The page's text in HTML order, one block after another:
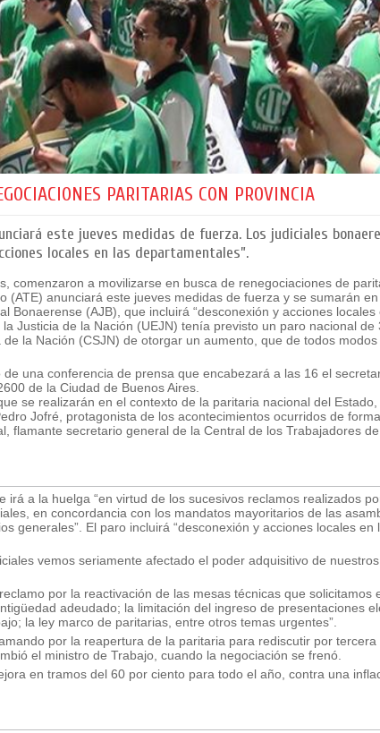
PARITARIAS CON PROVINCIA
este jueves medidas de fuerza. Los judiciales
locales en las departamentales”.
comenzaron a movilizarse en busca de renegociaciones de
(ATE) anunciará este jueves medidas de fuerza y se sumarán
Bonaerense (AJB), que incluirá “desconexión y acciones locales
Justicia de la Nación (UEJN) tenía previsto un paro nacional de
la Nación (CSJN) de otorgar un aumento, que de todos modos
una conferencia de prensa que encabezará a las 16 el
de la Ciudad de Buenos Aires.
se realizarán en el contexto de la paritaria nacional del
Jofré, protagonista de los acontecimientos ocurridos de
flamante secretario general de la Central de los Trabajadores
a la huelga “en virtud de los sucesivos reclamos realizados
en concordancia con los mandatos mayoritarios de las
generales”. El paro incluirá “desconexión y acciones locales
vemos seriamente afectado el poder adquisitivo de
por la reactivación de las mesas técnicas que solicitamos
adeudado; la limitación del ingreso de presentaciones
la ley marco de paritarias, entre otros temas urgentes”.
por la reapertura de la paritaria para rediscutir por
el ministro de Trabajo, cuando la negociación se frenó.
en tramos del 60 por ciento para todo el año, contra una